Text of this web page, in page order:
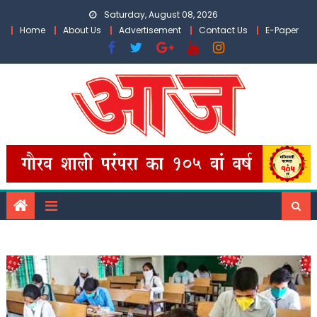
Saturday, August 08, 2026
Home
About Us Advertisement Contact Us E-Paper